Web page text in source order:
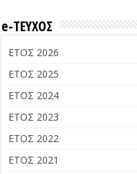
e-ΤΕΥΧΟΣ
ΕΤΟΣ 2026
ΕΤΟΣ 2025
ΕΤΟΣ 2024
ΕΤΟΣ 2023
ΕΤΟΣ 2022
ΕΤΟΣ 2021